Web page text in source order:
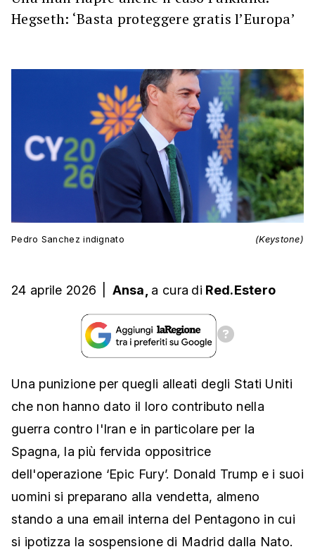
Hegseth: ‘Basta proteggere gratis l’Europa’
Pedro Sanchez indignato (Keystone)
24 aprile 2026 Ansa, a cura di Red.Estero
Una punizione per quegli alleati degli Stati Uniti
che non hanno dato il loro contributo nella
guerra contro l'Iran e in particolare per la
Spagna, la più fervida oppositrice
dell'operazione ‘Epic Fury’. Donald Trump e i suoi
uomini si preparano alla vendetta, almeno
stando a una email interna del Pentagono in cui
si ipotizza la sospensione di Madrid dalla Nato.